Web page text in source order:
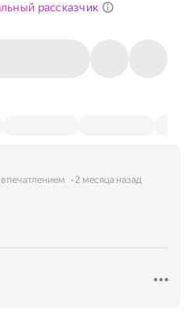
рассказчик
2 месяца назад